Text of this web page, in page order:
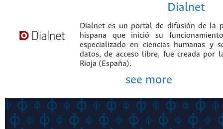
Dialnet
Dialnet es un portal de difusión de la
hispana que inició su
especializado en ciencias humanas y
datos, de acceso libre, fue creada por
Rioja (España).
see more